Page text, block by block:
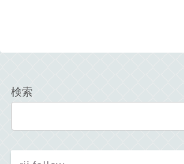
検索